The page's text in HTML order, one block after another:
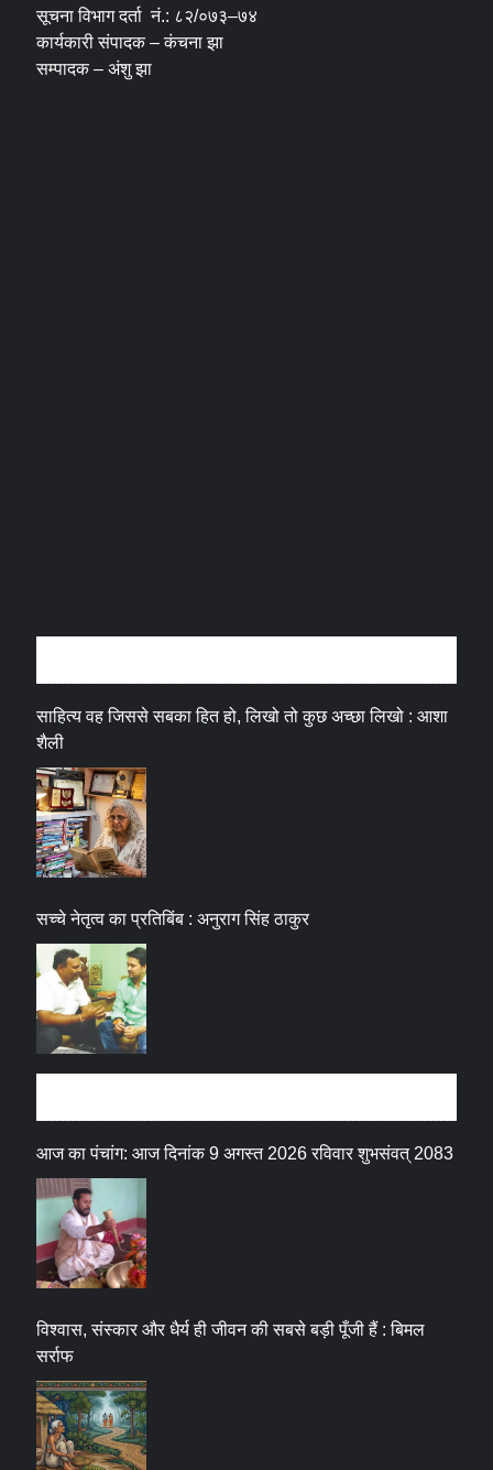
सूचना विभाग दर्ता नं.: ८२/०७३–७४
कार्यकारी संपादक – कंचना झा
सम्पादक – अंशु झा
साहित्य वह जिससे सबका हित हो, लिखो तो कुछ अच्छा लिखो : आशा
शैली
सच्चे नेतृत्व का प्रतिबिंब : अनुराग सिंह ठाकुर
आज का पंचांग: आज दिनांक 9 अगस्त 2026 रविवार शुभसंवत् 2083
विश्वास, संस्कार और धैर्य ही जीवन की सबसे बड़ी पूँजी हैं : बिमल
सर्राफ